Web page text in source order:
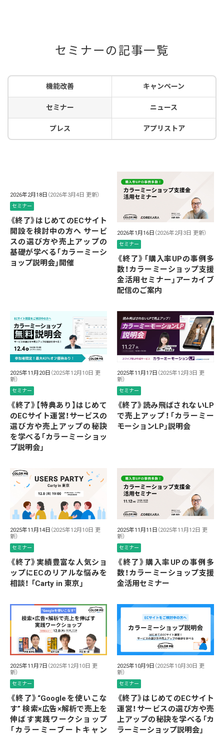
セミナーの記事一覧
機能改善 キャンペーン
セミナー ニュース
プレス アプリストア
2026年2月18日 （2026年3月4日 更新）
セミナー
《終了》はじめてのECサイト
開設を検討中の方へ サービ
スの選び方や売上アップの
基礎が学べる「カラーミーシ
ョップ説明会」開催
2026年1月16日 （2026年2月3日 更新）
セミナー
《終了》「購入率UPの事例多
数！カラーミーショップ支援
金活用セミナー」アーカイブ
配信のご案内
2025年11月20日 （2025年12月10日 更
新）
セミナー
《終了》【特典あり】はじめて
のECサイト運営！サービスの
選び方や売上アップの秘訣
を学べる「カラーミーショッ
プ説明会」
2025年11月17日 （2025年12月3日 更
新）
セミナー
《終了》読み飛ばされないLP
で売上アップ！「カラーミー
モーションLP」説明会
2025年11月14日 （2025年12月10日 更
新）
セミナー
《終了》実績豊富な人気ショ
ップにECのリアルな悩みを
相談！ 「Carty in 東京」
2025年11月11日 （2025年11月12日 更
新）
セミナー
《終了》購入率UPの事例多
数！カラーミーショップ支援
金活用セミナー
2025年11月7日 （2025年12月10日 更
新）
セミナー
《終了》“Googleを使いこな
す” 検索×広告×解析で売上を
伸ばす実践ワークショップ
「カラーミーブートキャン
2025年10月9日 （2025年10月30日 更
新）
セミナー
《終了》はじめてのECサイト
運営！サービスの選び方や売
上アップの秘訣を学べる「カ
ラーミーショップ説明会」